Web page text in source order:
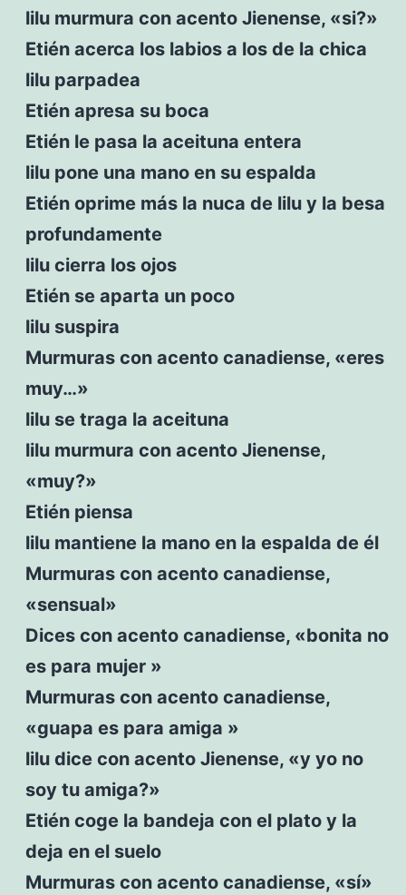
lilu murmura con acento Jienense, «si?»
Etién acerca los labios a los de la chica
lilu parpadea
Etién apresa su boca
Etién le pasa la aceituna entera
lilu pone una mano en su espalda
Etién oprime más la nuca de lilu y la besa
profundamente
lilu cierra los ojos
Etién se aparta un poco
lilu suspira
Murmuras con acento canadiense, «eres
muy…»
lilu se traga la aceituna
lilu murmura con acento Jienense,
«muy?»
Etién piensa
lilu mantiene la mano en la espalda de él
Murmuras con acento canadiense,
«sensual»
Dices con acento canadiense, «bonita no
es para mujer »
Murmuras con acento canadiense,
«guapa es para amiga »
lilu dice con acento Jienense, «y yo no
soy tu amiga?»
Etién coge la bandeja con el plato y la
deja en el suelo
Murmuras con acento canadiense, «sí»